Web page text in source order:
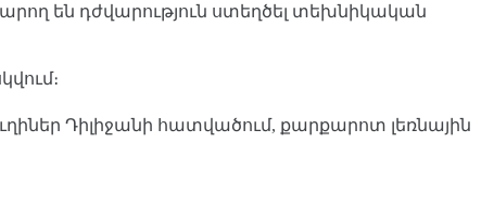
են դժվարություն ստեղծել տեխնիկական
Դիլիջանի հատվածում, քարքարոտ լեռնային